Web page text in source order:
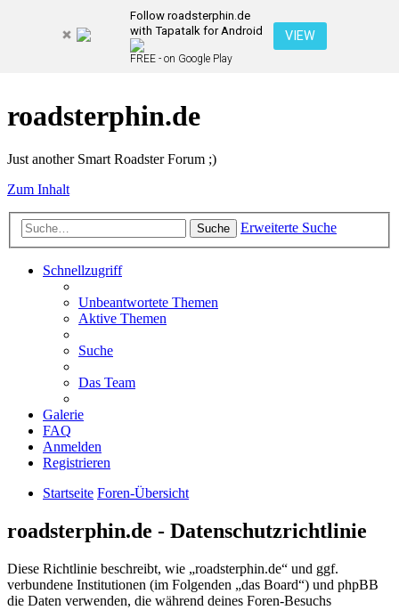
Follow roadsterphin.de
with Tapatalk for Android
FREE - on Google Play
VIEW
roadsterphin.de
Just another Smart Roadster Forum ;)
Zum Inhalt
Suche Erweiterte Suche
Schnellzugriff
Unbeantwortete Themen
Aktive Themen
Suche
Das Team
Galerie
FAQ
Anmelden
Registrieren
Startseite Foren-Übersicht
roadsterphin.de - Datenschutzrichtlinie
Diese Richtlinie beschreibt, wie „roadsterphin.de“ und ggf.
verbundene Institutionen (im Folgenden „das Board“) und phpBB
die Daten verwenden, die während deines Foren-Besuchs